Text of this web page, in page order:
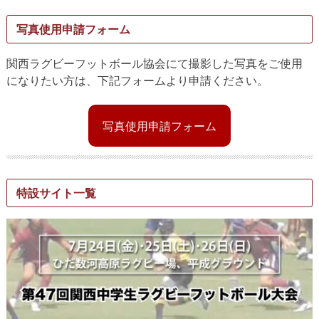
写真使用申請フォーム
関西ラグビーフットボール協会にて撮影した写真をご使用
になりたい方は、下記フォームより申請ください。
写真使用申請フォーム
特設サイト一覧